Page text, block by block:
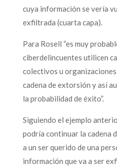
cuya información se vería
exfiltrada (cuarta capa).
Para Rosell “es muy
ciberdelincuentes utilicen
colectivos u
cadena de extorsión y así
la probabilidad de éxito”.
Siguiendo el ejemplo
podría continuar la cadena
a un ser querido de una
información que va a ser